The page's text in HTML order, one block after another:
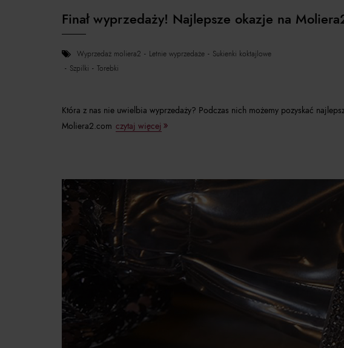
Finał wyprzedaży! Najlepsze okazje na
wyprzedaż moliera2 letnie wyprzedaże
sukienki koktajlowe
szpilki
torebki
Która z nas nie uwielbia wyprzedaży? Podczas nich możemy pozyskać
Moliera2.com czytaj więcej